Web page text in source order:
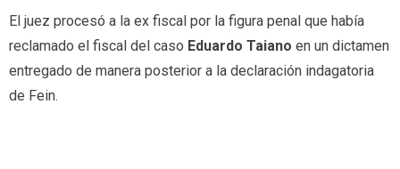
El juez procesó a la ex fiscal por la figura penal que había
reclamado el fiscal del caso Eduardo Taiano en un dictamen
entregado de manera posterior a la declaración indagatoria
de Fein.